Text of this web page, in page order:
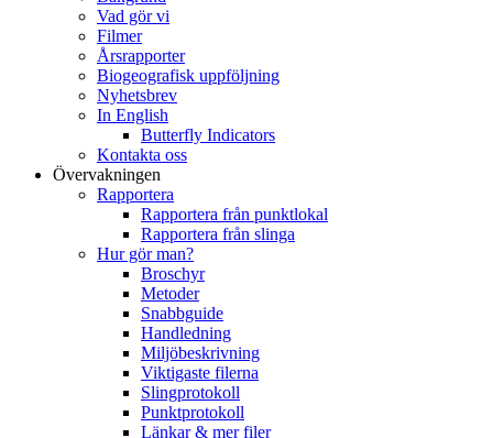
Vad gör vi
Filmer
Årsrapporter
Biogeografisk uppföljning
Nyhetsbrev
In English
Butterfly Indicators
Kontakta oss
Övervakningen
Rapportera
Rapportera från punktlokal
Rapportera från slinga
Hur gör man?
Broschyr
Metoder
Snabbguide
Handledning
Miljöbeskrivning
Viktigaste filerna
Slingprotokoll
Punktprotokoll
Länkar & mer filer